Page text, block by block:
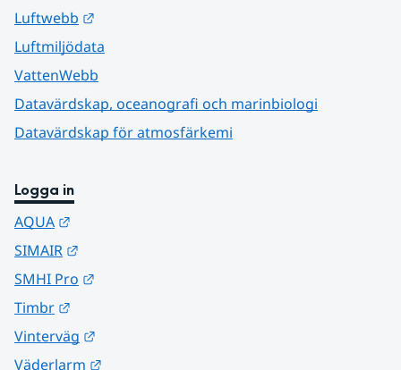
Luftwebb
Luftmiljödata
VattenWebb
Datavärdskap, oceanografi och marinbiologi
Datavärdskap för atmosfärkemi
Logga in
AQUA
SIMAIR
SMHI Pro
Timbr
Vinterväg
Väderlarm